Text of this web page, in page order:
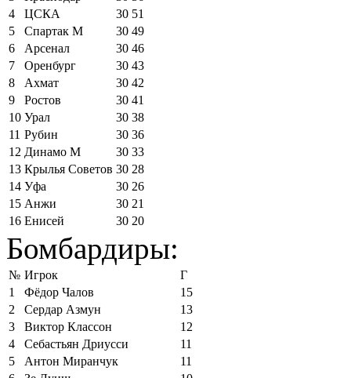
4
ЦСКА 30 51
5
Спартак М 30 49
6
Арсенал 30 46
7
Оренбург 30 43
8
Ахмат 30 42
9
Ростов 30 41
10 Урал 30 38
11 Рубин 30 36
12 Динамо М 30 33
13 Крылья Советов 30 28
14 Уфа 30 26
15 Анжи 30 21
16 Енисей 30 20
Бомбардиры:
№ Игрок
Г
1
Фёдор Чалов
15
2
Сердар Азмун
13
3
Виктор Классон
12
4
Себастьян Дриусси
11
5
Антон Миранчук
11